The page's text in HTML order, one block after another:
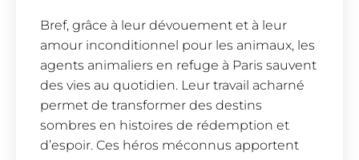
Bref, grâce à leur dévouement et à leur
amour inconditionnel pour les animaux, les
agents animaliers en refuge à Paris sauvent
des vies au quotidien. Leur travail acharné
permet de transformer des destins
sombres en histoires de rédemption et
d’espoir. Ces héros méconnus apportent